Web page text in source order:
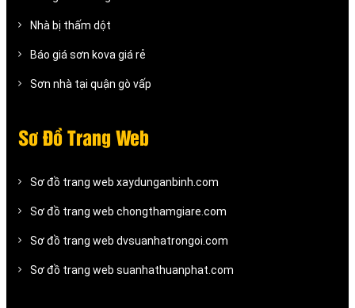
Nhà bị thấm dột
Báo giá sơn kova giá rẻ
Sơn nhà tại quận gò vấp
Sơ Đồ Trang Web
Sơ đồ trang web xaydunganbinh.com
Sơ đồ trang web chongthamgiare.com
Sơ đồ trang web dvsuanhatrongoi.com
Sơ đồ trang web suanhathuanphat.com